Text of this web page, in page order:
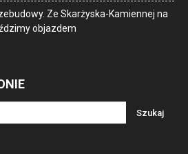
Ze Skarżyska-Kamiennej na
objazdem